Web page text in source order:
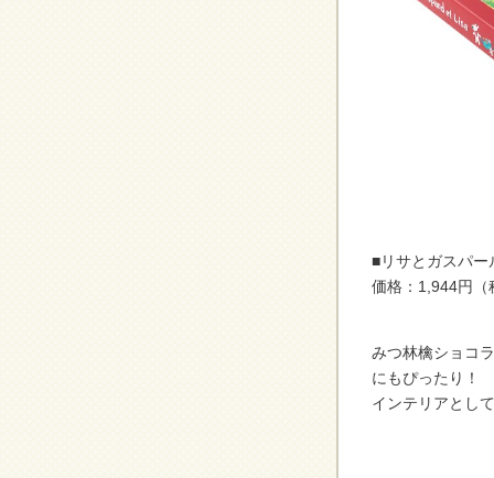
■リサとガスパー
価格：1,944円（
みつ林檎ショコ
にもぴったり！
インテリアとし